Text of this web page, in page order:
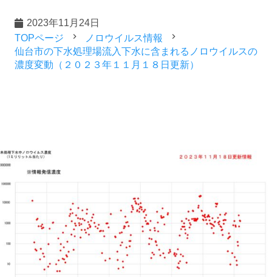
2023年11月24日
TOPページ
navigate_next ノロウイルス情報 navigate_next
仙台市の下水処理場流入下水に含まれるノロウイルスの
濃度変動（２０２３年１１月１８日更新）